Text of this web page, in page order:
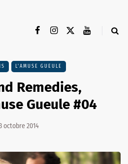
L'AMUSE GUEULE
Remedies,
Gueule #04
octobre 2014